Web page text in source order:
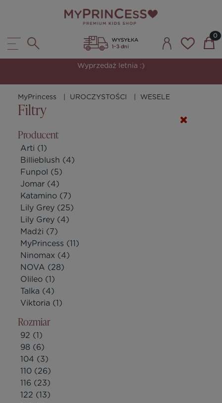
Bestsellerowe modele w świetnych cenach.
MyPrincess UROCZYSTOŚCI WESELE
Filtry
Producent
Arti (1)
Billieblush (4)
Funpol
(5)
Jomar (4)
Katamino (7)
Lily Grey (25)
Lily Grey (4)
Madżi (7)
MyPrincess (11)
Ninomax (4)
NOVA (28)
Olileo (1)
Talka (4)
Viktoria (1)
Rozmiar
92 (1)
98 (6)
104 (3)
110 (26)
116 (23)
122 (13)